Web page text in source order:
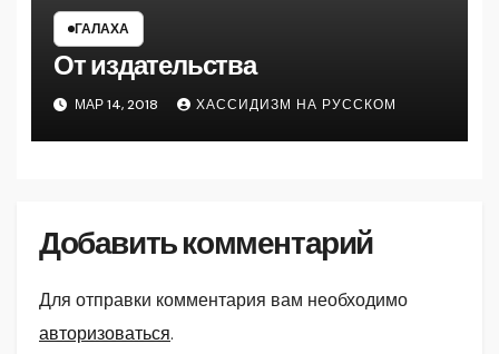
ГАЛАХА
От издательства
МАР 14, 2018 ХАССИДИЗМ НА РУССКОМ
Добавить комментарий
Для отправки комментария вам необходимо
авторизоваться.